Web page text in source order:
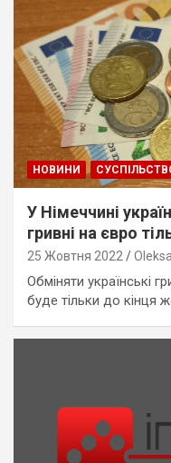
НОВИНИ
У Німеччині
гривні на євро
25 Жовтня 2022
Обміняти українські
буде тільки до кінця